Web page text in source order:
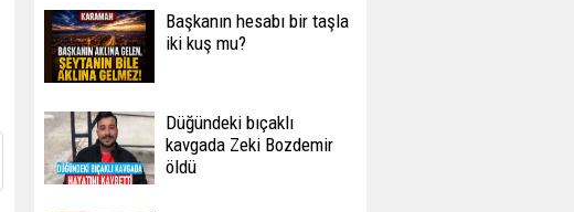
Başkanın hesabı bir taşla
iki kuş mu?
Düğündeki bıçaklı
kavgada Zeki Bozdemir
öldü